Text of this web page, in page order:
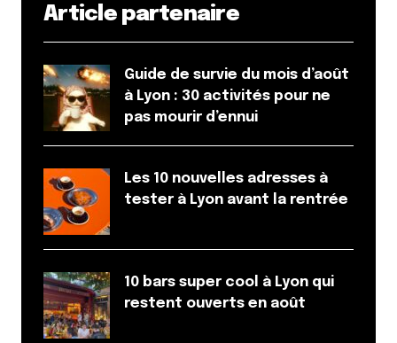
Article partenaire
Guide de survie du mois d’août
à Lyon : 30 activités pour ne
pas mourir d’ennui
Les 10 nouvelles adresses à
tester à Lyon avant la rentrée
10 bars super cool à Lyon qui
restent ouverts en août